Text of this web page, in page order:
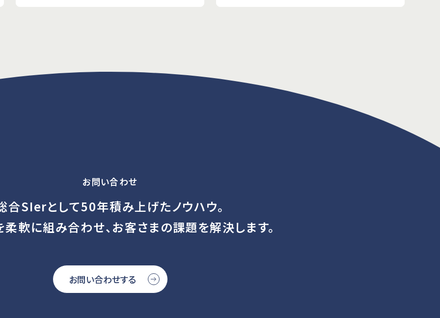
お問い合わせ
合SIerとして50年積み上げたノウハウ。
軟に組み合わせ、お客さまの課題を解決します。
お問い合わせする